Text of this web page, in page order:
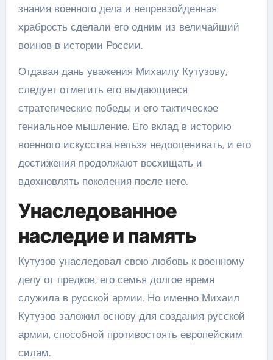
знания военного дела и непревзойденная
храбрость сделали его одним из величайший
воинов в истории России.
Отдавая дань уважения Михаилу Кутузову,
следует отметить его выдающиеся
стратегические победы и его тактическое
гениальное мышление. Его вклад в историю
военного искусства нельзя недооценивать, и его
достижения продолжают восхищать и
вдохновлять поколения после него.
Унаследованное
наследие и память
Кутузов унаследовал свою любовь к военному
делу от предков, его семья долгое время
служила в русской армии. Но именно Михаил
Кутузов заложил основу для создания русской
армии, способной противостоять европейским
силам.